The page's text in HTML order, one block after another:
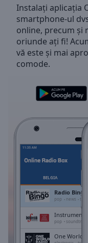
Skip
Backward
Skip
Forward
Mute
Current
Time0:00
Duration-:-
Stream
Type
LIVE
Seek to
currently
Remaining
Instalați aplicația
smartphone-ul
online, precum și
oriunde ați fi!
vă este și mai
comode.
BELGIA
Radio Bingo
pop news talk
pop soundtrack
One World